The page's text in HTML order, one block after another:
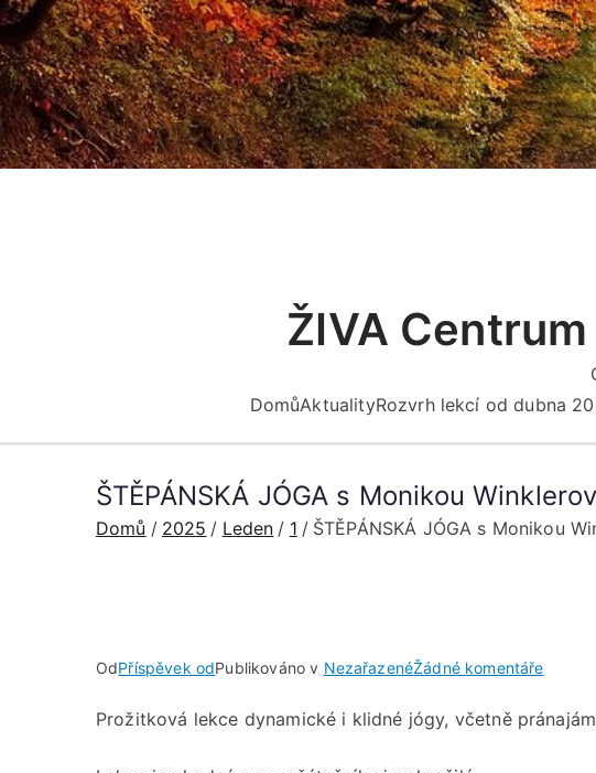
Přeskočit
na
obsah
ŽIVA
DomůAktualityRozvrh lekcí od dubna
ŠTĚPÁNSKÁ JÓGA s Monikou
Domů 2025 Leden 1 ŠTĚPÁNSKÁ JÓGA s Monikou
OdPříspěvek odPublikováno v NezařazenéŽádné komentářeu
JÓGA
Prožitková lekce dynamické i klidné jógy, včetně